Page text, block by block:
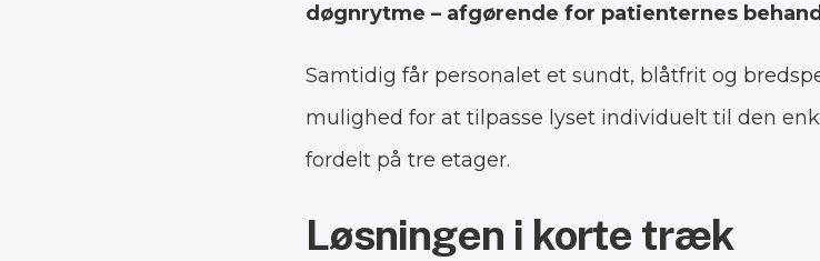
døgnrytme – afgørende for patienternes
Samtidig får personalet et sundt, blåtfrit og
mulighed for at tilpasse lyset individuelt til den
fordelt på tre etager.
Løsningen i korte træk